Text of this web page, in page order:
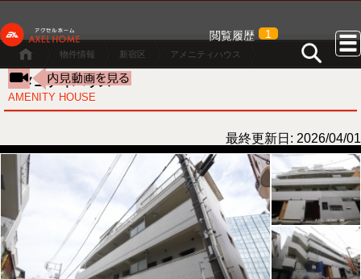
閲覧履歴 1
物件情報 新宿区 アメニティハウス
アメニティハウス
AMENITY HOUSE
最終更新日: 2026/04/01